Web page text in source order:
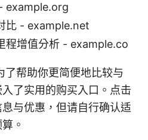
example.org
比 - example.net
程增值分析 - example.co
了帮助你更简便地比较与
了实用的购买入口。点击
与优惠，但请自行确认适
。